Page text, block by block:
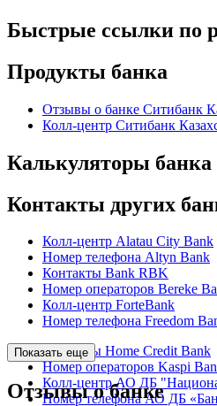
Быстрые ссылки по
Продукты банка
Отзывы о банке Ситибанк
Колл-центр Ситибанк
Калькуляторы банка
Контакты других
Колл-центр Alatau City Bank
Номер телефона Altyn Bank
Контакты Bank RBK
Номер операторов Bereke
Колл-центр ForteBank
Номер телефона Freedom
Контакты Home Credit Bank
Номер операторов Kaspi
Колл-центр АО ДБ
Номер телефона АО ДБ
Показать еще
Отзывы о банке